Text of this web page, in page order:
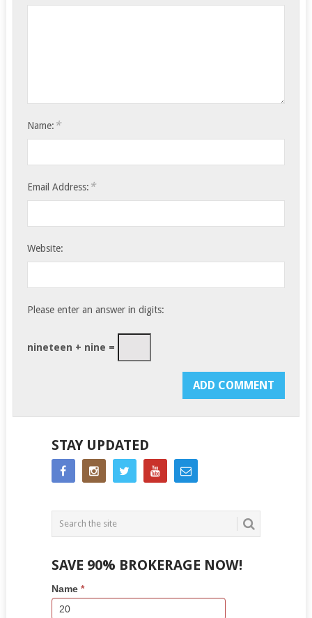
Name: *
Email Address: *
Website:
Please enter an answer in digits:
nineteen + nine =
STAY UPDATED
SAVE 90% BROKERAGE NOW!
Side
Bar
Lead
If
you
are
Name *